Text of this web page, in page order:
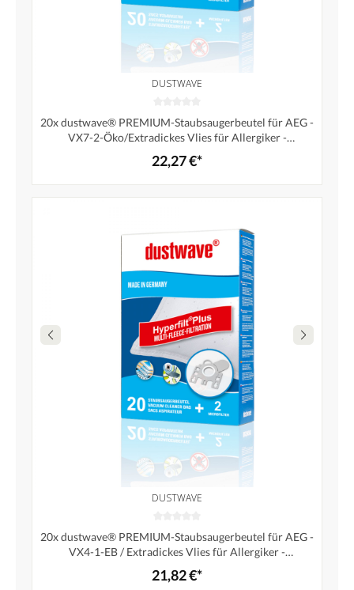
DUSTWAVE
20x dustwave® PREMIUM-Staubsaugerbeutel für AEG -
VX7-2-Öko/Extradickes Vlies für Allergiker -
Markenstaubfiltertüten"MicrofiltPlus®" Made in
Germany + 2 Microfilter
22,27 €*
DUSTWAVE
20x dustwave® PREMIUM-Staubsaugerbeutel für AEG -
VX4-1-EB / Extradickes Vlies für Allergiker -
Markenstaubfiltertüten "MicrofiltPlus®" Made in
Germany + 2 Microfilter
21,82 €*